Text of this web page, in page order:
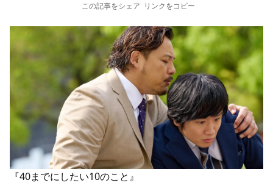
この記事をシェア リンクをコピー
『40までにしたい10のこと』